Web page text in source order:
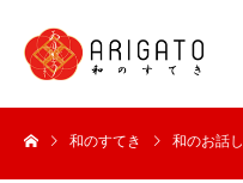
和のすてき 和のお話し